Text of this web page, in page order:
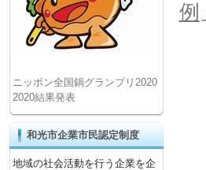
例
ニッポン全国鍋グランプリ2020
2020結果発表
和光市企業市民認定制度
地域の社会活動を行う企業を企